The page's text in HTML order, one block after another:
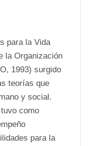
para la Vida
la Organización
1993) surgido
teorías que
y social.
como
para la